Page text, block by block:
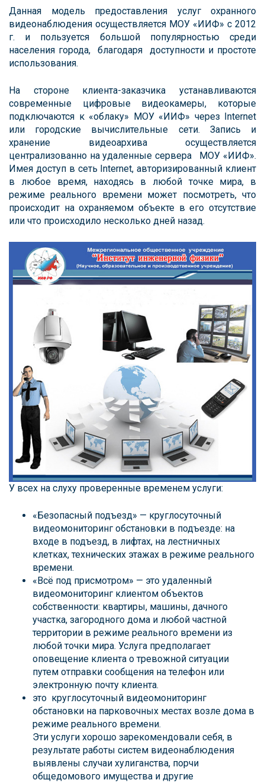
Данная модель предоставления услуг охранного
видеонаблюдения осуществляется МОУ «ИИФ» с 2012
г. и пользуется большой популярностью среди
населения города, благодаря доступности и простоте
использования.
На стороне клиента-заказчика устанавливаются
современные цифровые видеокамеры, которые
подключаются к «облаку» МОУ «ИИФ» через Internet
или городские вычислительные сети. Запись и
хранение видеоархива осуществляется
централизованно на удаленные сервера МОУ «ИИФ».
Имея доступ в сеть Internet, авторизированный клиент
в любое время, находясь в любой точке мира, в
режиме реального времени может посмотреть, что
происходит на охраняемом объекте в его отсутствие
или что происходило несколько дней назад.
У всех на слуху проверенные временем услуги:
«Безопасный подъезд» — круглосуточный
видеомониторинг обстановки в подъезде: на
входе в подъезд, в лифтах, на лестничных
клетках, технических этажах в режиме реального
времени.
«Всё под присмотром» — это удаленный
видеомониторинг клиентом объектов
собственности: квартиры, машины, дачного
участка, загородного дома и любой частной
территории в режиме реального времени из
любой точки мира. Услуга предполагает
оповещение клиента о тревожной ситуации
путем отправки сообщения на телефон или
электронную почту клиента.
это круглосуточный видеомониторинг
обстановки на парковочных местах возле дома в
режиме реального времени.
Эти услуги хорошо зарекомендовали себя, в
результате работы систем видеонаблюдения
выявлены случаи хулиганства, порчи
общедомового имущества и другие